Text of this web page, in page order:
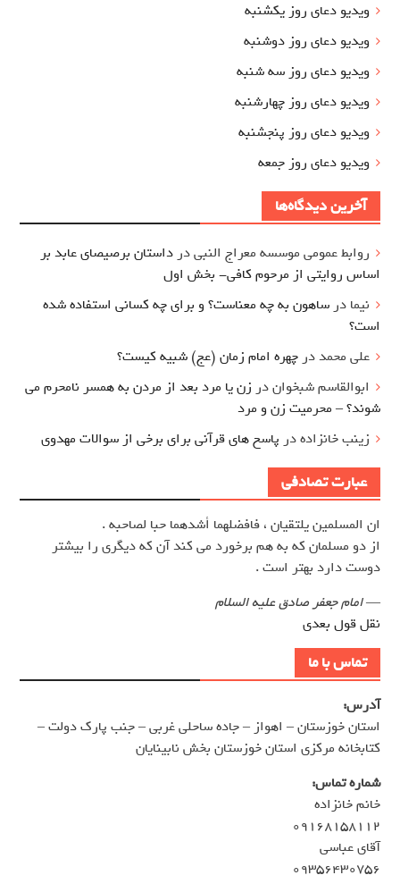
ویدیو دعای روز یکشنبه
ویدیو دعای روز دوشنبه
ویدیو دعای روز سه شنبه
ویدیو دعای روز چهارشنبه
ویدیو دعای روز پنجشنبه
ویدیو دعای روز جمعه
آخرین دیدگاه‌ها
روابط عمومی موسسه معراج النبیدر داستان برصیصای عابد بر
اساس روایتی از مرحوم کافی- بخش اول
نیما در ساهون به چه معناست؟ و برای چه کسانی استفاده شده
است؟
علی محمددر چهره امام زمان (عج) شبیه کیست؟
ابوالقاسم شبخواندر زن یا مرد بعد از مردن به همسر نامحرم می
شوند؟ – محرمیت زن و مرد
زینب خانزادهدر پاسخ های قرآنی برای برخی از سوالات مهدوی
عبارت تصادفی
ان المسلمين يلتقيان ، فافضلهما أشدهما حبا لصاحبه .
از دو مسلمان كه به هم برخورد مي كند آن كه ديگري را بيشتر
دوست دارد بهتر است .
—امام جعفر صادق علیه السلام
نقل قول بعدی
تماس با ما
آدرس:
استان خوزستان – اهواز – جاده ساحلی غربی – جنب پارک دولت –
کتابخانه مرکزی استان خوزستان بخش نابینایان
شماره تماس:
خانم خانزاده
۰۹۱۶۸۱۵۸۱۱۲
آقای عباسی
۰۹۳۵۶۴۳۰۷۵۶